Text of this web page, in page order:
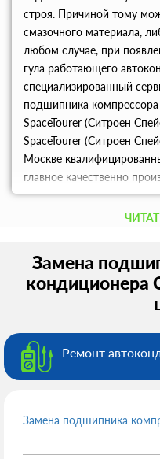
строя. Причиной тому
смазочного материала,
любом случае, при
гула работающего
специализированный
подшипника
SpaceTourer (Ситроен
SpaceTourer (Ситроен
Москве
главное качественно
изношенного
неблагоприятные
Замена
кондиционера
Ремонт
Замена подшипника